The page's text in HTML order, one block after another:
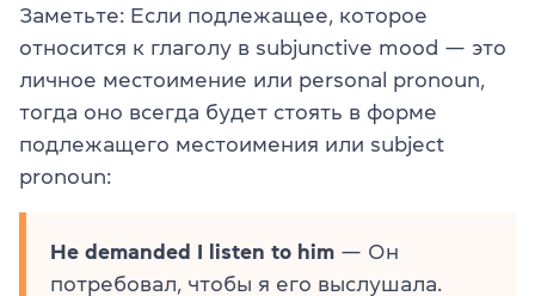
Заметьте: Если подлежащее, которое
относится к глаголу в subjunctive mood — это
личное местоимение или personal pronoun,
тогда оно всегда будет стоять в форме
подлежащего местоимения или subject
pronoun:
He demanded I listen to him — Он
потребовал, чтобы я его выслушала.